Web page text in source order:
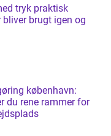
praktisk
bliver brugt igen og
københavn:
du rene rammer for